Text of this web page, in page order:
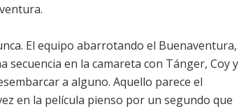
El equipo abarrotando el Buenaventura,
secuencia en la camareta con Tánger, Coy y
a alguno. Aquello parece el
en la película pienso por un segundo que